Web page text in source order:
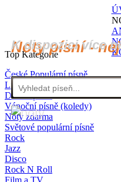
Noty písní -
K dispozici více
Top Kategorie
České Populární písně
Lidové písně
Dětské písně
Vánoční písně (koledy)
Noty zdarma
Světové populární písně
Rock
Jazz
Disco
Rock N Roll
Film a TV